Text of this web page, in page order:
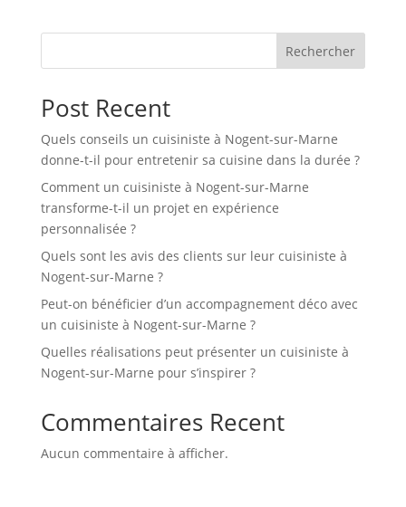
Rechercher
Post Recent
Quels conseils un cuisiniste à Nogent-sur-Marne
donne-t-il pour entretenir sa cuisine dans la durée ?
Comment un cuisiniste à Nogent-sur-Marne
transforme-t-il un projet en expérience
personnalisée ?
Quels sont les avis des clients sur leur cuisiniste à
Nogent-sur-Marne ?
Peut-on bénéficier d’un accompagnement déco avec
un cuisiniste à Nogent-sur-Marne ?
Quelles réalisations peut présenter un cuisiniste à
Nogent-sur-Marne pour s’inspirer ?
Commentaires Recent
Aucun commentaire à afficher.